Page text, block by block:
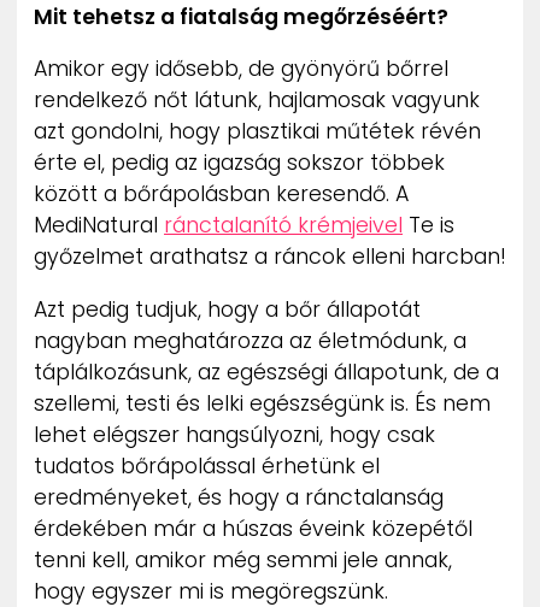
Mit tehetsz a fiatalság megőrzéséért?
Amikor egy idősebb, de gyönyörű bőrrel
rendelkező nőt látunk, hajlamosak vagyunk
azt gondolni, hogy plasztikai műtétek révén
érte el, pedig az igazság sokszor többek
között a bőrápolásban keresendő. A
MediNatural ránctalanító krémjeivel Te is
győzelmet arathatsz a ráncok elleni harcban!
Azt pedig tudjuk, hogy a bőr állapotát
nagyban meghatározza az életmódunk, a
táplálkozásunk, az egészségi állapotunk, de a
szellemi, testi és lelki egészségünk is. És nem
lehet elégszer hangsúlyozni, hogy csak
tudatos bőrápolással érhetünk el
eredményeket, és hogy a ránctalanság
érdekében már a húszas éveink közepétől
tenni kell, amikor még semmi jele annak,
hogy egyszer mi is megöregszünk.